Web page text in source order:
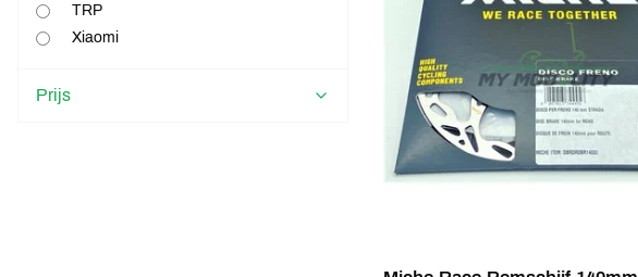
TRP
Xiaomi
Prijs